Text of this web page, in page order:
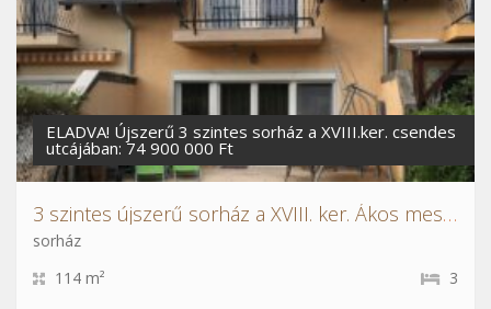
ELADVA! Újszerű 3 szintes sorház a XVIII.ker. csendes
utcájában: 74 900 000 Ft
3 szintes újszerű sorház a XVIII. ker. Ákos mester utcában
sorház
114 m²
3